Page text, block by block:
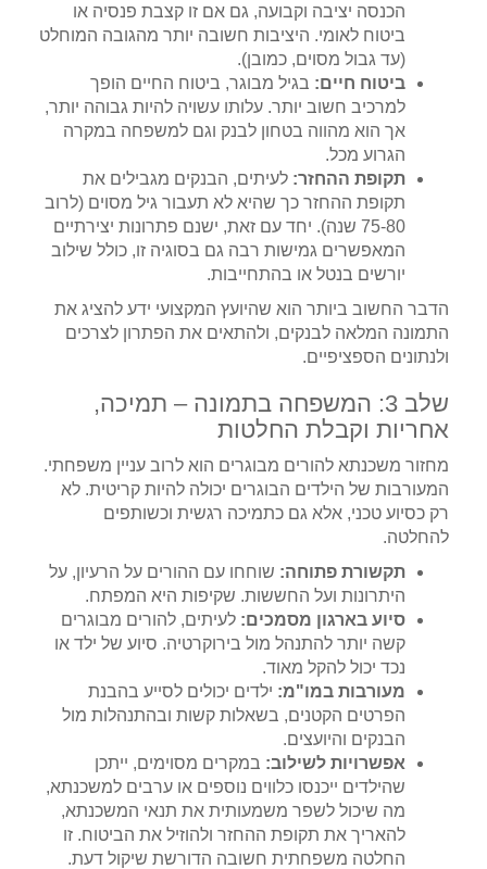
הכנסה יציבה וקבועה, גם אם זו קצבת פנסיה או
ביטוח לאומי. היציבות חשובה יותר מהגובה המוחלט
(עד גבול מסוים, כמובן).
ביטוח חיים: בגיל מבוגר, ביטוח החיים הופך
למרכיב חשוב יותר. עלותו עשויה להיות גבוהה יותר,
אך הוא מהווה בטחון לבנק וגם למשפחה במקרה
הגרוע מכל.
תקופת ההחזר: לעיתים, הבנקים מגבילים את
תקופת ההחזר כך שהיא לא תעבור גיל מסוים (לרוב
75-80 שנה). יחד עם זאת, ישנם פתרונות יצירתיים
המאפשרים גמישות רבה גם בסוגיה זו, כולל שילוב
יורשים בנטל או בהתחייבות.
הדבר החשוב ביותר הוא שהיועץ המקצועי ידע להציג את
התמונה המלאה לבנקים, ולהתאים את הפתרון לצרכים
ולנתונים הספציפיים.
שלב 3: המשפחה בתמונה – תמיכה,
אחריות וקבלת החלטות
מחזור משכנתא להורים מבוגרים הוא לרוב עניין משפחתי.
המעורבות של הילדים הבוגרים יכולה להיות קריטית. לא
רק כסיוע טכני, אלא גם כתמיכה רגשית וכשותפים
להחלטה.
תקשורת פתוחה: שוחחו עם ההורים על הרעיון, על
היתרונות ועל החששות. שקיפות היא המפתח.
סיוע בארגון מסמכים: לעיתים, להורים מבוגרים
קשה יותר להתנהל מול בירוקרטיה. סיוע של ילד או
נכד יכול להקל מאוד.
מעורבות במו"מ: ילדים יכולים לסייע בהבנת
הפרטים הקטנים, בשאלות קשות ובהתנהלות מול
הבנקים והיועצים.
אפשרויות לשילוב: במקרים מסוימים, ייתכן
שהילדים ייכנסו כלווים נוספים או ערבים למשכנתא,
מה שיכול לשפר משמעותית את תנאי המשכנתא,
להאריך את תקופת ההחזר ולהוזיל את הביטוח. זו
החלטה משפחתית חשובה הדורשת שיקול דעת.